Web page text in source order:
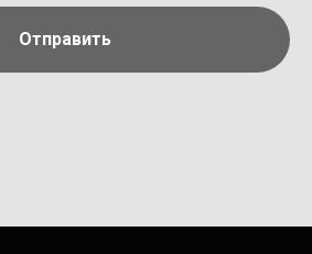
Отправить